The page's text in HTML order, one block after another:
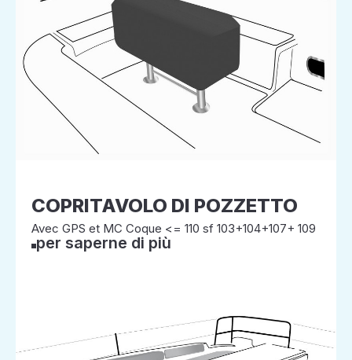
COPRITAVOLO DI POZZETTO
Avec GPS et MC Coque <= 110 sf 103+104+107+ 109
per saperne di più